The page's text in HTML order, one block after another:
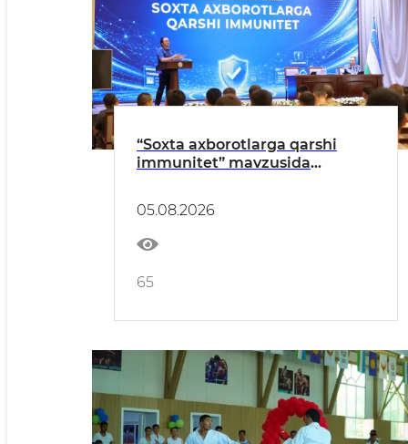
“Soxta axborotlarga qarshi
immunitet” mavzusida
05.08.2026
65